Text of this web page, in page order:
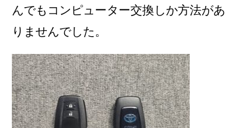
んでもコンピューター交換しか方法があ
りませんでした。